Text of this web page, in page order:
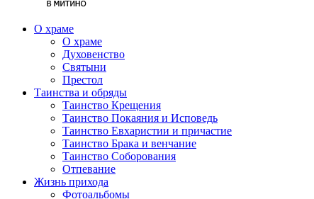
О храме
О храме
Духовенство
Святыни
Престол
Таинства и обряды
Таинство Крещения
Таинство Покаяния и Исповедь
Таинство Евхаристии и причастие
Таинство Брака и венчание
Таинство Соборования
Отпевание
Жизнь прихода
Фотоальбомы